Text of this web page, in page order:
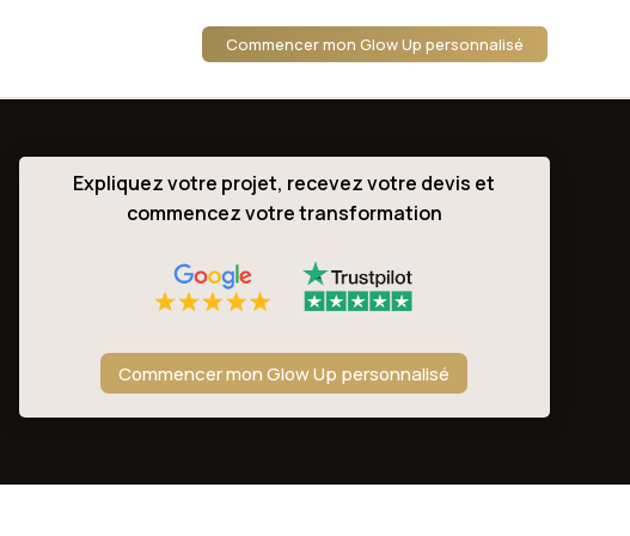
Commencer mon Glow Up personnalisé
Expliquez votre projet, recevez votre devis et
commencez votre transformation
Commencer mon Glow Up personnalisé